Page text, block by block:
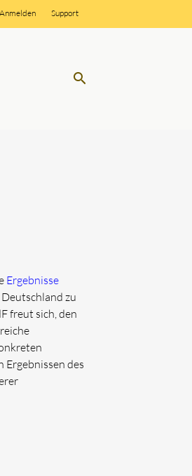
Support
Anmelden
search
Ergebnisse
zu
freut sich, den
des